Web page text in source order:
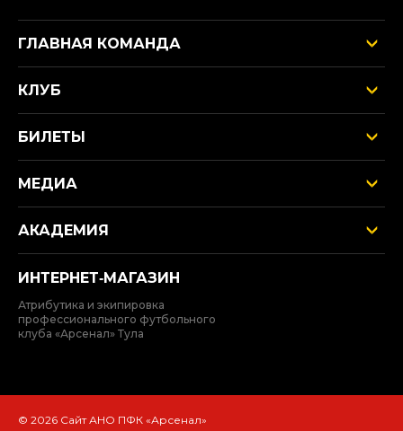
ГЛАВНАЯ КОМАНДА
КЛУБ
БИЛЕТЫ
МЕДИА
АКАДЕМИЯ
ИНТЕРНЕТ‑МАГАЗИН
Атрибутика и экипировка
профессионального футбольного
клуба «Арсенал» Тула
© 2026 Сайт АНО ПФК «Арсенал»